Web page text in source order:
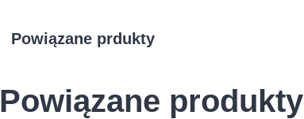
Powiązane prdukty
Powiązane produkty